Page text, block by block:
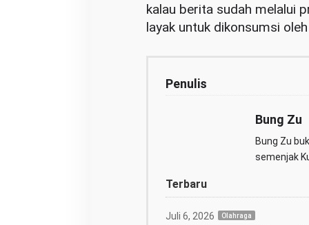
kalau berita sudah melalui
layak untuk dikonsumsi
Penulis
Bung Zu
Bung Zu
semenjak
Terbaru
Juli 6, 2026 Olahraga